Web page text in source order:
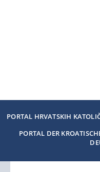
PORTAL HRVATSKIH
PORTAL DER